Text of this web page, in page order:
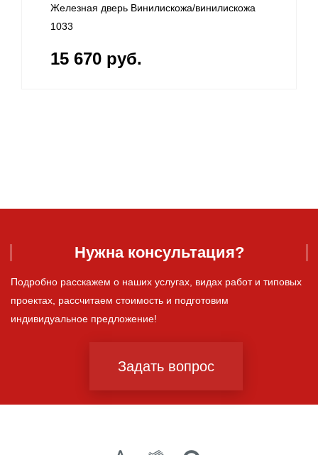
Железная дверь Винилискожа/винилискожа
1033
15 670 руб.
Нужна консультация?
Подробно расскажем о наших услугах, видах работ и типовых
проектах, рассчитаем стоимость и подготовим
индивидуальное предложение!
Задать вопрос